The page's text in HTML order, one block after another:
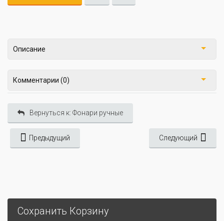
Описание
Комментарии (0)
Вернуться к: Фонари ручные
Предыдущий Следующий
Сохранить Корзину